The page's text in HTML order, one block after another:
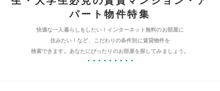
パート物件特集
快適な一人暮らしをしたい！インターネット無料のお部屋に
住みたい！など、こだわりの条件別に賃貸物件を
検索できます。あなたにぴったりのお部屋を探してみましょう。